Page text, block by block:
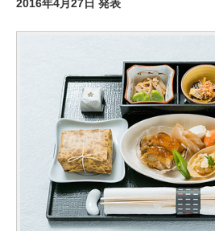
2016年4月27日 発表